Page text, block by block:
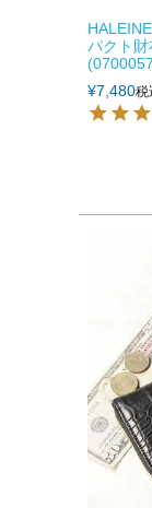
パクト
¥7,480税